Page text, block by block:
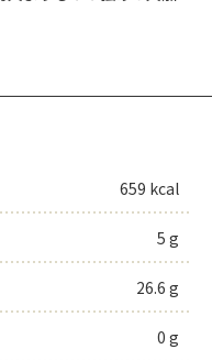
659 kcal
5 g
26.6 g
0 g